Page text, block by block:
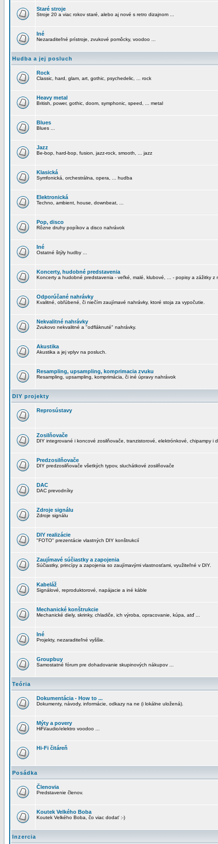
Staré stroje
Stroje 20 a viac rokov staré, alebo aj nové s retro dizajnom ...
Iné
Nezaraditeľné prístroje, zvukové pomôcky, voodoo ...
Hudba a jej posluch
Rock
Classic, hard, glam, art, gothic, psychedelic, ... rock
Heavy metal
British, power, gothic, doom, symphonic, speed, ... metal
Blues
Blues ...
Jazz
Be-bop, hard-bop, fusion, jazz-rock, smooth, ... jazz
Klasická
Symfonická, orchestrálna, opera, ... hudba
Elektronická
Techno, ambient, house, downbeat, ...
Pop, disco
Rôzne druhy popíkov a disco nahrávok
Iné
Ostatné štýly hudby ...
Koncerty, hudobné predstavenia
Koncerty a hudobné predstavenia - veľké, malé, klubové, ... - popisy a zážitky z
Odporúčané nahrávky
Kvalitné, obľúbené, či niečím zaujímavé nahrávky, ktoré stoja za vypočutie.
Nekvalitné nahrávky
Zvukovo nekvalitné a "odfláknuté" nahrávky.
Akustika
Akustika a jej vplyv na posluch.
Resampling, upsampling, komprimacia zvuku
Resampling, upsampling, komprimácia, či iné úpravy nahrávok
DIY projekty
Reprosústavy
Zosilňovače
DIY integrované i koncové zosilňovače, tranzistorové, elektrónkové, chipampy i
Predzosilňovače
DIY predzosilňovače všetkých typov, sluchátkové zosilňovače
DAC
DAC prevodníky
Zdroje signálu
Zdroje signálu
DIY realizácie
"FOTO" prezentácie vlastných DIY konštrukcií
Zaujímavé súčiastky a zapojenia
Súčiastky, princípy a zapojenia so zaujímavými vlastnosťami, využiteľné v DIY.
Kabeláž
Signálové, reproduktorové, napájacie a iné káble
Mechanické konštrukcie
Mechanické diely, skrinky, chladiče, ich výroba, opracovanie, kúpa, atď ...
Iné
Projekty, nezaraditeľné vyššie.
Groupbuy
Samostatné fórum pre dohadovanie skupinových nákupov ...
Teória
Dokumentácia - How to ...
Dokumenty, návody, informácie, odkazy na ne (i lokálne uložená).
Mýty a povery
HiFi/audio/elektro voodoo ...
Hi-Fi čitáreň
Posádka
Členovia
Predstavenie členov.
Koutek Velkého Boba
Koutek Velkého Boba, čo viac dodať :-)
Inzercia